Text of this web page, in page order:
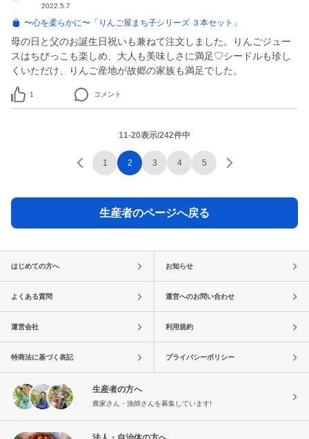
2022.5.7
〜心を柔らかに〜「りんご屋まち子シリーズ ３本セット」
母の日と父のお誕生日祝いも兼ねて注文しました。りんごジュー
スはちびっこも楽しめ、大人も美味しさに満足♡シードルも珍し
くいただけ、りんご産地が故郷の家族も満足でした。
1 コメント
11-20表示/242件中
1 2 3 4 5
生産者のページへ戻る
はじめての方へ お知らせ
よくある質問 運営へのお問い合わせ
運営会社 利用規約
特商法に基づく表記 プライバシーポリシー
生産者の方へ
農家さん・漁師さんを募集しています!